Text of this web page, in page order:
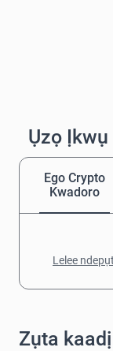
Ụzọ
Ego Crypto
Kwadoro
Lelee
Zụta